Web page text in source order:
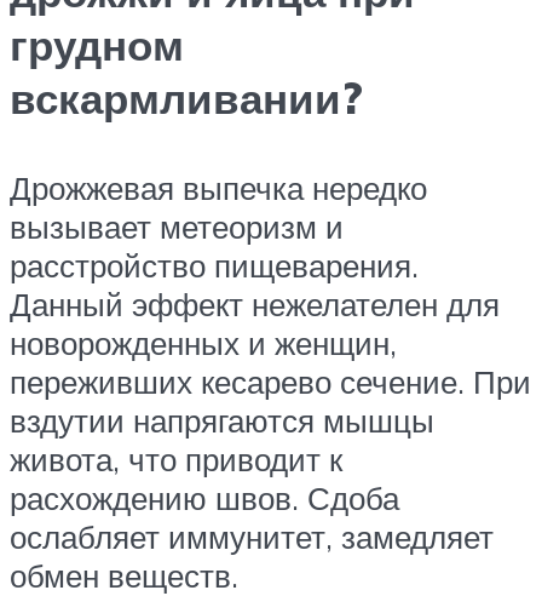
грудном
вскармливании?
Дрожжевая выпечка нередко
вызывает метеоризм и
расстройство пищеварения.
Данный эффект нежелателен для
новорожденных и женщин,
переживших кесарево сечение. При
вздутии напрягаются мышцы
живота, что приводит к
расхождению швов. Сдоба
ослабляет иммунитет, замедляет
обмен веществ.